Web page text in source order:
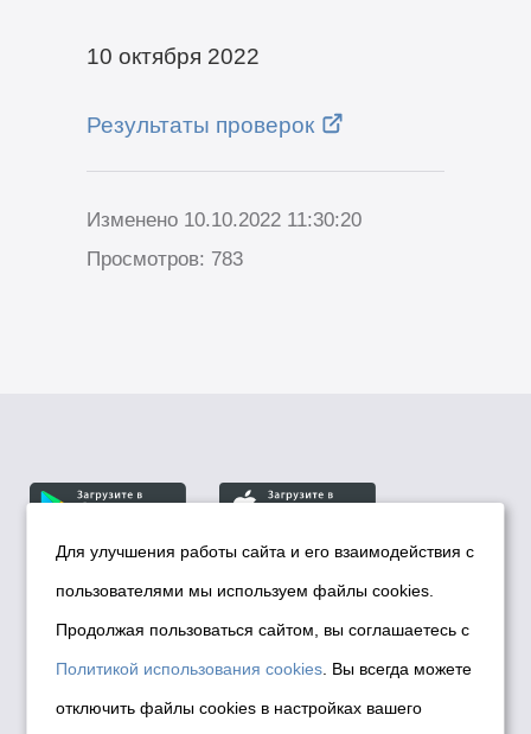
10 октября 2022
Результаты проверок
Изменено 10.10.2022 11:30:20
Просмотров: 783
© Департамент информационной политики мэрии
города Новосибирска, 2026
Политика использования Cookies
Политика по обработке персональных
данных в информационных системах
Для улучшения работы сайта и его взаимодействия с
пользователями мы используем файлы cookies.
Продолжая пользоваться сайтом, вы соглашаетесь с
Политикой использования cookies . Вы всегда можете
отключить файлы cookies в настройках вашего